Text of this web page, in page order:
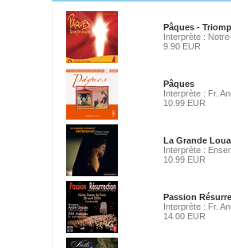
Pâques -
Interprète :
9.90 EUR
Pâques
Interprète : Fr.
10.99 EUR
La Grande
Interprète :
10.99 EUR
Passion
Interprète : Fr.
14.00 EUR